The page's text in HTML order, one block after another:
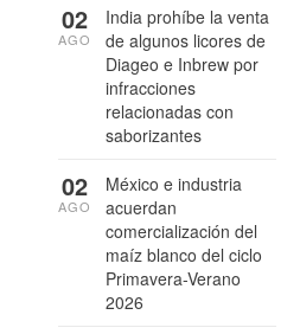
India prohíbe la venta
de algunos licores de
Diageo e Inbrew por
infracciones
relacionadas con
saborizantes
02
AGO
México e industria
acuerdan
comercialización del
maíz blanco del ciclo
Primavera-Verano
2026
02
AGO